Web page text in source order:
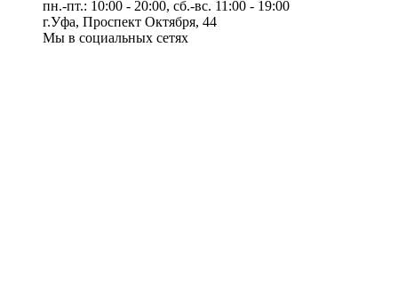
пн.-пт.: 10:00 - 20:00, сб.-вс. 11:00 - 19:00
г.Уфа, Проспект Октября, 44
Мы в социальных сетях